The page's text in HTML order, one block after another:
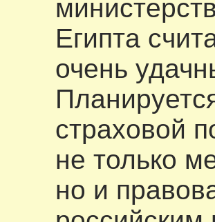
Египта
очень
страховой
не только
но и